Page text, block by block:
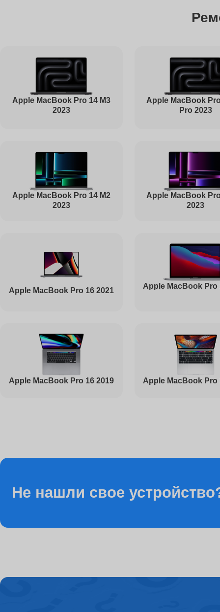
Ремонт Bluetooth
Ремонт южного моста
Настройка Wi-Fi
Ремонт вебкамеры
Ремонт жесткого диска
Ремонт цепей питания
Ремонт разъема питания
Ремонт видеочипа
Apple MacBook Pro 14 M3
2023
Apple MacBook
Pro 2023
Apple MacBook Pro 14 M2
2023
Apple MacBook
2023
Apple MacBook Pro 16 2021
Apple MacBook Pro
Apple MacBook Pro 16 2019 Apple MacBook Pro
Не нашли свое